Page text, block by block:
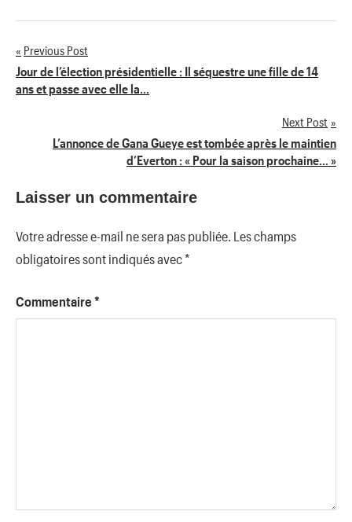
Navigation
de
Previous Post
Jour de l’élection présidentielle : Il séquestre une fille de 14
ans et passe avec elle la…
Next Post
L’annonce de Gana Gueye est tombée après le maintien
d’Everton : « Pour la saison prochaine… »
Laisser un commentaire
Votre adresse e-mail ne sera pas publiée. Les champs
obligatoires sont indiqués avec*
Commentaire *